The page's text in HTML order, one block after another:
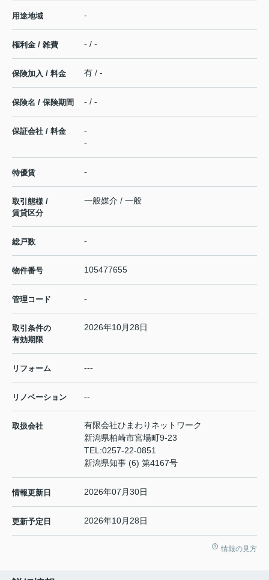
用途地域 -
権利金 / 雑費 - / -
保険加入 / 料金 有 / -
保険名 / 保険期間 - / -
保証会社 / 料金
-
-
特優賃 -
取引態様 /
賃貸区分
一般媒介 / 一般
総戸数 -
物件番号 105477655
管理コード -
取引条件の
有効期限
2026年10月28日
リフォーム ---
リノベーション --
取扱会社
有限会社ひまわりネットワーク
新潟県柏崎市宮場町9-23
TEL:0257-22-0851
新潟県知事 (6) 第4167号
情報更新日 2026年07月30日
更新予定日 2026年10月28日
情報の見方